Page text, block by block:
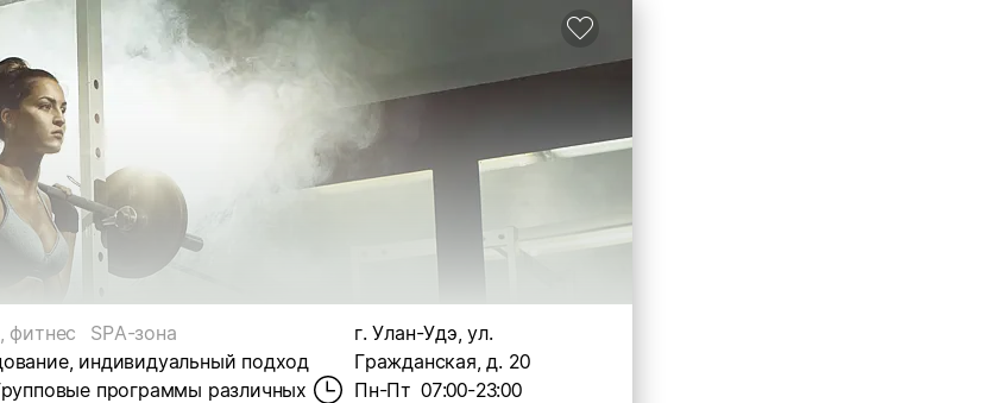
фитнес
SPA-зона
индивидуальный подход
программы различных
г. Улан-Удэ, ул.
Гражданская, д. 20
Пн-Пт 07:00-23:00